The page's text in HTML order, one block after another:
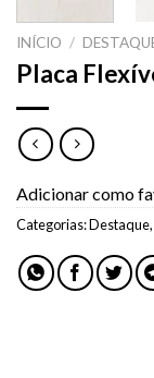
INÍCIO /
Placa
Adicionar como
Categorias:Destaque,